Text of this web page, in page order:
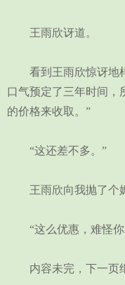
王雨欣讶道。
看到王雨欣惊讶地样
口气预定了三年时间，
的价格来收取。”
“这还差不多。”
王雨欣向我抛了个媚
“这么优惠，难怪你
内容未完，下一页